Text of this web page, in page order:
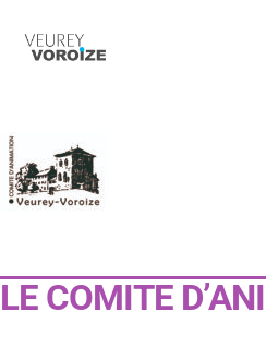
LE COMITE